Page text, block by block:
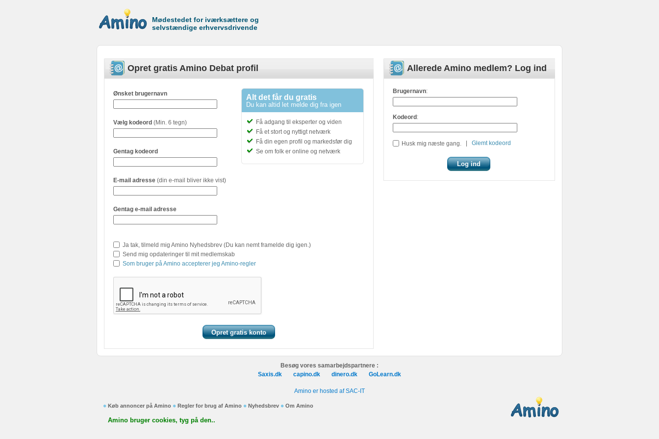
Mødestedet for iværksættere og
selvstændige erhvervsdrivende
Allerede Amino medlem? Log ind
Brugernavn:
Kodeord :
Husk mig næste gang. Glemt kodeord
Opret gratis Amino Debat profil
Alt det får du gratis
Du kan altid let melde dig fra igen
Få adgang til eksperter og viden
Få et stort og nyttigt netværk
Få din egen profil og markedsfør dig
Se om folk er online og netværk
Ønsket brugernavn
Vælg kodeord (Min. 6 tegn)
Gentag kodeord
E-mail adresse (din e-mail bliver ikke vist)
Gentag e-mail adresse
Ja tak, tilmeld mig Amino Nyhedsbrev (Du kan nemt framelde dig igen.)
Send mig opdateringer til mit medlemskab
Som bruger på Amino accepterer jeg Amino-regler
Besøg vores samarbejdspartnere :
Saxis.dk
capino.dk dinero.dk GoLearn.dk
Amino er hosted af SAC-IT
Køb annoncer på Amino Regler for brug af Amino Nyhedsbrev Om Amino
Amino bruger cookies, tyg på den..